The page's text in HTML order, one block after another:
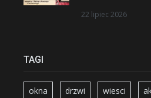
22 lipiec 2026
TAGI
okna drzwi wiesci